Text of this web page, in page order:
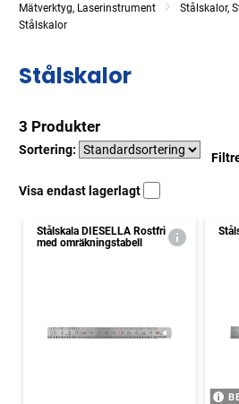
Mätverktyg, Laserinstrument
Stålskalor,
Stålskalor
Stålskalor
3 Produkter
Sortering:
Visa endast lagerlagt
Stålskala DIESELLA Rostfri
med omräkningstabell